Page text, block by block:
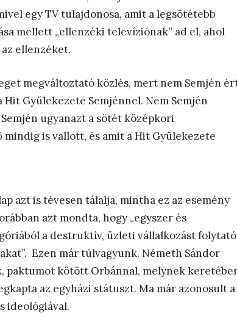
egy TV tulajdonosa, amit a legsötétebb
mellett „ellenzéki televíziónak” ad el, ahol
ellenzéket.
megváltoztató közlés, mert nem Semjén
Gyülekezete Semjénnel. Nem Semjén
ugyanazt a sötét középkori
is vallott, és amit a Hit Gyülekezete
azt is tévesen tálalja, mintha ez az esemény
azt mondta, hogy „egyszer és
a destruktív, üzleti vállalkozást
Ezen már túlvagyunk. Németh Sándor
paktumot kötött Orbánnal, melynek
az egyházi státuszt. Ma már azonosult a
ideológiával.